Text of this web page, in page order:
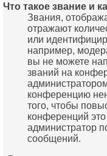
Что такое звание и
Звания,
отражают
или
например,
вы не можете
званий на
конференцию
того, чтобы
конференций
администратор
сообщений.